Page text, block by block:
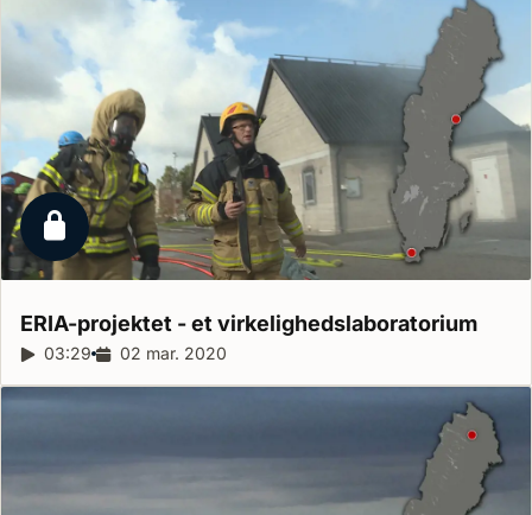
Låst reportage
ERIA-projektet - et virkelighedslaboratorium
Reportagelængde:
03:29 Udgivelsesdato:
02 mar. 2020